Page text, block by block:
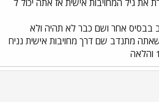
בבסיס אחר ושם כבר לא תהיה ולא
מתנדב שם דרך מחויבות אישית נניח